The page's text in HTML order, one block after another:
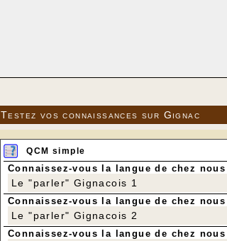
En cas d’urgence vous pouvez
Testez vos connaissances sur Gignac
QCM simple
Connaissez-vous la langue de chez
Le "parler" Gignacois 1
Connaissez-vous la langue de chez
Le "parler" Gignacois 2
Connaissez-vous la langue de chez